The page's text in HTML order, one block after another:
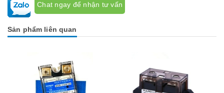
Chat ngay để nhận tư vấn
Sản phẩm liên quan
Mua hàng